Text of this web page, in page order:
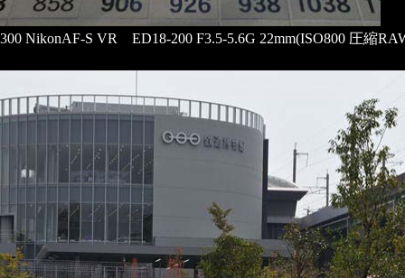
NikonAF-S VR ED18-200 F3.5-5.6G 22mm(ISO800 圧縮